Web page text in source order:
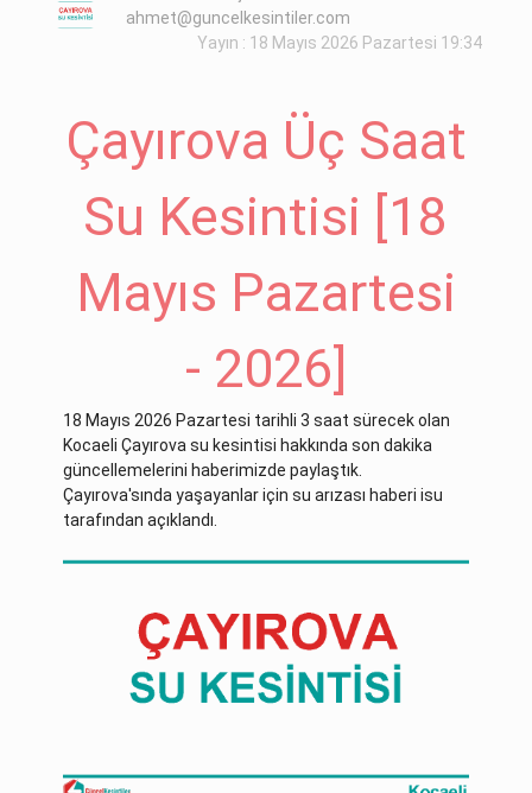
ahmet@guncelkesintiler.com
Yayın : 18 Mayıs 2026 Pazartesi 19:34
Çayırova Üç Saat
Su Kesintisi [18
Mayıs Pazartesi
- 2026]
18 Mayıs 2026 Pazartesi tarihli 3 saat sürecek olan
Kocaeli Çayırova su kesintisi hakkında son dakika
güncellemelerini haberimizde paylaştık.
Çayırova'sında yaşayanlar için su arızası haberi isu
tarafından açıklandı.